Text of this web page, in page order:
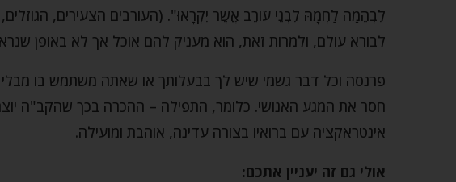
לִבְהֵמָה לַחְמָהּ לִבְנֵי עֹורֵב אֲשֶׁר יִקְרָאוּ". (העורבים הצעירים,
לבורא עולם, ולמרות זאת, הוא מעניק להם אוכל אך לא באופן
פרנסה וכל דבר גשמי שיש לך בבעלותך או שאתה משתמש בו
חסר את המגע האנושי. כלומר, התפילה – ההכרה בכך שהקב"ה
אינטראקציה עם ברואיו בצורה עדינה, אוהבת ומועילה.
אולי גם זה יעניין אתכם: